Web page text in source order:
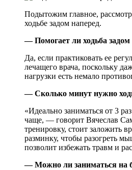
Подытожим главное,
ходьбе задом наперед.
— Помогает ли ходьба
Да, если практиковать ее
лечащего врача, поскольку
нагрузки есть немало
— Сколько минут нужно
«Идеально заниматься от 3
чаще, — говорит Вячеслав
тренировку, стоит заложить
разминку, чтобы разогреть
позволит избежать травм и
— Можно ли заниматься на